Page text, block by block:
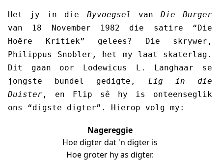
Het jy in die Byvoegsel van Die Burger
van 18 November 1982 die satire “Die
Hoëre Kritiek” gelees? Die skrywer,
Philippus Snobler, het my laat skaterlag.
Dit gaan oor Lodewicus L. Langhaar se
jongste bundel gedigte, Lig in die
Duister , en Flip sê hy is onteenseglik
ons “digste digter”. Hierop volg my:
Nagereggie
Hoe digter dat 'n digter is
Hoe groter hy as digter.